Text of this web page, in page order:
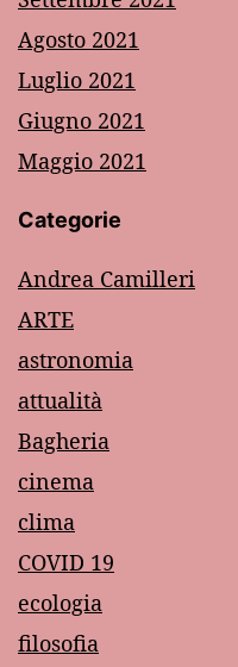
Agosto 2021
Luglio 2021
Giugno 2021
Maggio 2021
Categorie
Andrea Camilleri
ARTE
astronomia
attualità
Bagheria
cinema
clima
COVID 19
ecologia
filosofia